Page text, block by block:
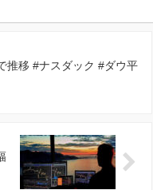
移 #ナスダック #ダウ平